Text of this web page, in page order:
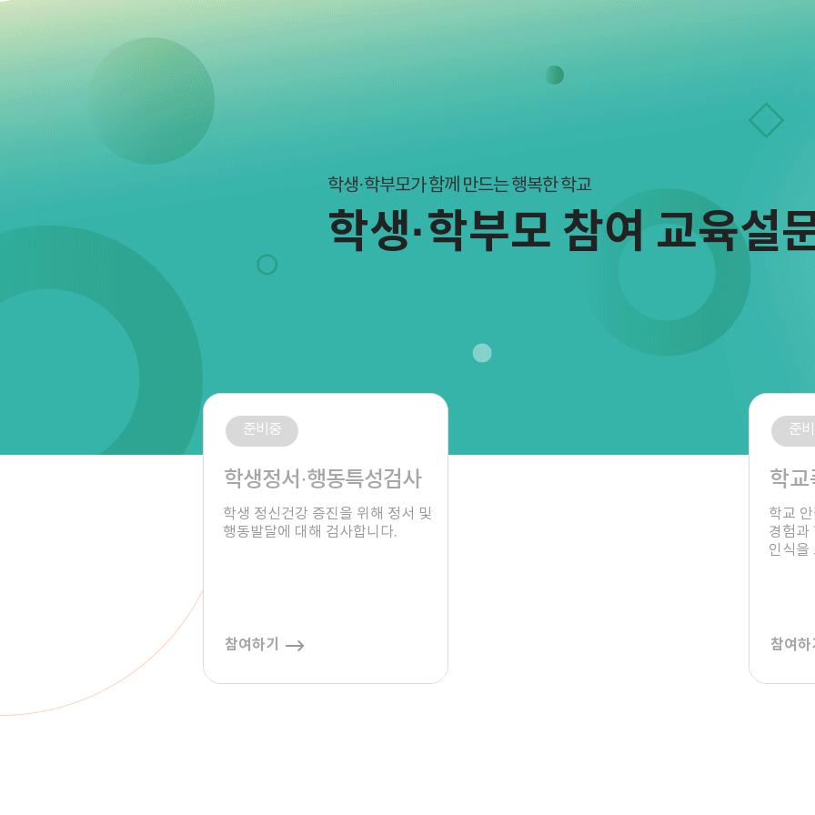
학생·학부모가 함께 만드는 행복한 학교
학생·학부모 참여 교육설
준비중
학생정서·행동특성검사
학생 정신건강 증진을 위해 정서 및
행동발달에 대해 검사합니다.
참여하기
준
학
학교
경험과
인식을
참여하